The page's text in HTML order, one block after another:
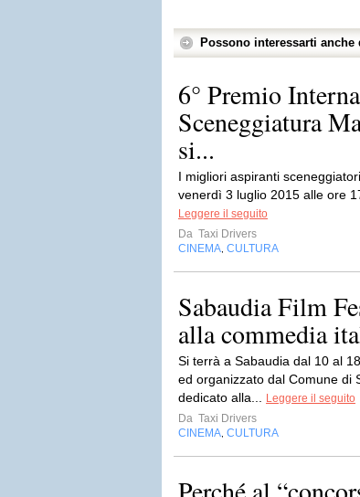
Possono interessarti
6° Premio
Sceneggiatura
si...
I migliori aspiranti
venerdì 3 luglio 2015 alle ore
Leggere il seguito
Da Taxi Drivers
CINEMA CULTURA
Sabaudia Film
alla commedia
Si terrà a Sabaudia dal 10 al
ed organizzato dal Comune di
dedicato alla...
Leggere il seguito
Da Taxi Drivers
CINEMA CULTURA